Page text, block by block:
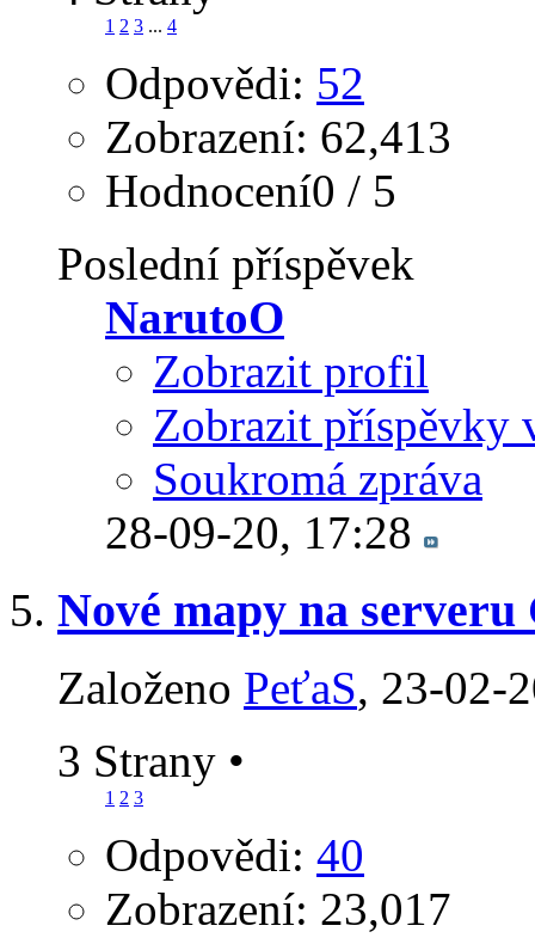
1 2 3 ... 4
Odpovědi: 52
Zobrazení: 62,413
Hodnocení0 / 5
Poslední příspěvek
NarutoO
Zobrazit profil
Zobrazit příspěvky
Soukromá zpráva
28-09-20, 17:28
Nové mapy na serveru
Založeno PeťaS‎, 23-02-
3 Strany •
1 2 3
Odpovědi: 40
Zobrazení: 23,017